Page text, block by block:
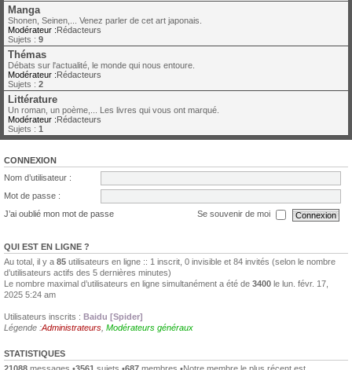
Manga
Shonen, Seinen,... Venez parler de cet art japonais.
Modérateur :Rédacteurs
Sujets : 9
Thémas
Débats sur l'actualité, le monde qui nous entoure.
Modérateur :Rédacteurs
Sujets : 2
Littérature
Un roman, un poème,... Les livres qui vous ont marqué.
Modérateur :Rédacteurs
Sujets : 1
CONNEXION
Nom d’utilisateur :
Mot de passe :
J’ai oublié mon mot de passe
Se souvenir de moi
QUI EST EN LIGNE ?
Au total, il y a 85 utilisateurs en ligne :: 1 inscrit, 0 invisible et 84 invités (selon le nombre
d’utilisateurs actifs des 5 dernières minutes)
Le nombre maximal d’utilisateurs en ligne simultanément a été de 3400 le lun. févr. 17,
2025 5:24 am
Utilisateurs inscrits : Baidu [Spider]
Légende :Administrateurs Modérateurs généraux
STATISTIQUES